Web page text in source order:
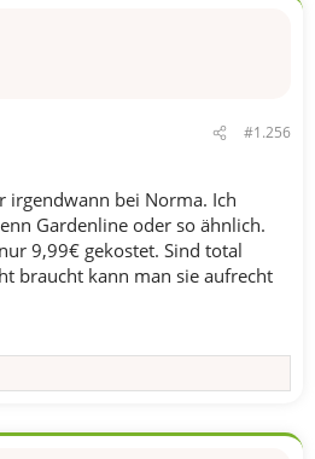
#1.256
irgendwann bei Norma. Ich
Gardenline oder so ähnlich.
9,99€ gekostet. Sind total
braucht kann man sie aufrecht